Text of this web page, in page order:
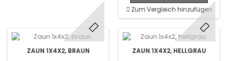
Zum Vergleich hinzufügen
ZAUN 1X4X2, BRAUN ZAUN 1X4X2, HELLGRAU